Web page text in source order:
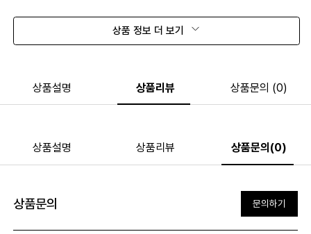
상품 정보 더 보기
상품설명 상품리뷰 상품문의 (0)
상품설명 상품리뷰 상품문의(0)
상품문의 문의하기